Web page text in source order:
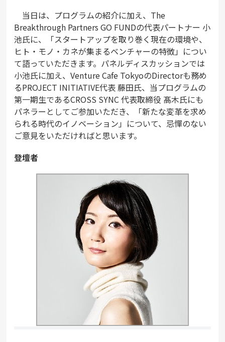
当日は、プログラムの紹介に加え、The
Breakthrough Partners GO FUNDの代表パートナー 小
池氏に、「スタートアップを取り巻く現在の環境や、
ヒト・モノ・カネが集まるベンチャーの特徴」につい
て語っていただきます。パネルディスカッションでは
小池氏に加え、Venture Cafe TokyoのDirectorも務め
るPROJECT INITIATIVE代表 藤田氏、当プログラムの
第一期生であるCROSS SYNC 代表取締役 髙木氏にも
パネラーとしてご参加いただき、「新たな変革を求め
られる時代のイノベーション」について、忌憚のない
ご意見をいただければと思います。
登壇者